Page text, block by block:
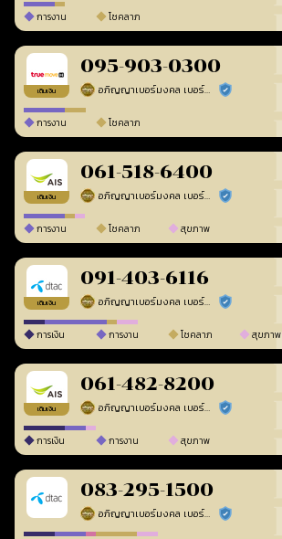
การงาน โชคลาภ
เติมเงิน
095-903-0300
อภิญญาเบอร์มงคล เบอร์สวยเลขศาสตร์ ร้านยืนยันแล้ว
การงาน โชคลาภ
เติมเงิน
061-518-6400
อภิญญาเบอร์มงคล เบอร์สวยเลขศาสตร์ ร้านยืนยันแล้ว
การงาน โชคลาภ สุขภาพ
เติมเงิน
091-403-6116
อภิญญาเบอร์มงคล เบอร์สวยเลขศาสตร์ ร้านยืนยันแล้ว
การเงิน การงาน โชคลาภ สุขภาพ
เติมเงิน
061-482-8200
อภิญญาเบอร์มงคล เบอร์สวยเลขศาสตร์ ร้านยืนยันแล้ว
การเงิน การงาน สุขภาพ
083-295-1500
อภิญญาเบอร์มงคล เบอร์สวยเลขศาสตร์ ร้านยืนยันแล้ว